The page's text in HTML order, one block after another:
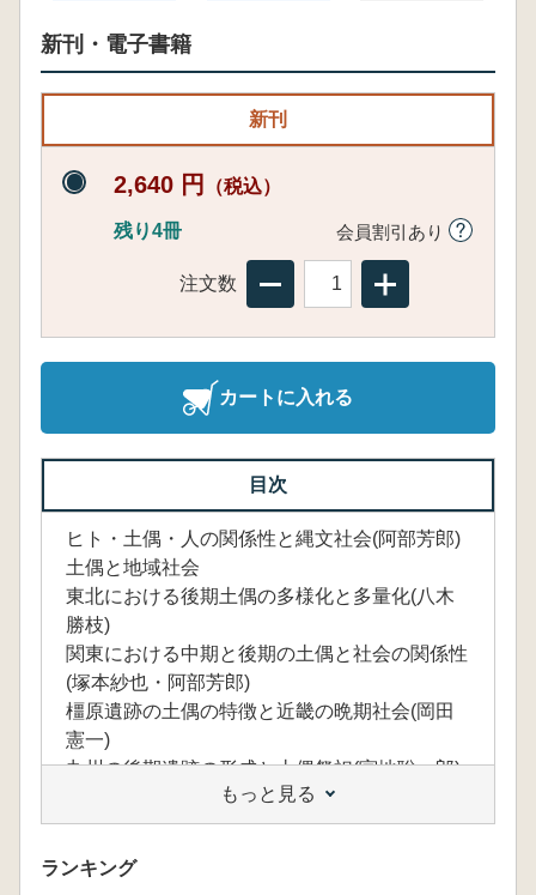
新刊・電子書籍
新刊
2,640 円 （税込）
残り4冊 会員割引あり
注文数
カートに入れる
目次
ヒト・土偶・人の関係性と縄文社会(阿部芳郎)
土偶と地域社会
東北における後期土偶の多様化と多量化(八木
勝枝)
関東における中期と後期の土偶と社会の関係性
(塚本紗也・阿部芳郎)
橿原遺跡の土偶の特徴と近畿の晩期社会(岡田
憲一)
九州の後期遺跡の形成と土偶祭祀(宮地聡一郎)
各地の土偶の型式と動態
東北における土偶の型式変化(八木勝枝)
山形土偶の拡散と地域性(阿部芳郎)
ミミズク土偶の変容と岩版・土版に見る地域性
もっと見る
ランキング